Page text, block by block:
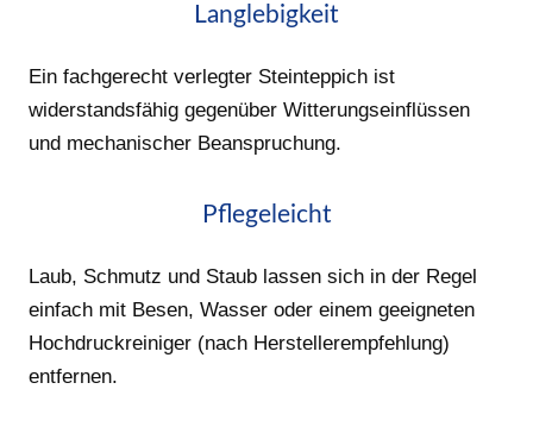
Langlebigkeit
Ein fachgerecht verlegter Steinteppich ist
widerstandsfähig gegenüber Witterungseinflüssen
und mechanischer Beanspruchung.
Pflegeleicht
Laub, Schmutz und Staub lassen sich in der Regel
einfach mit Besen, Wasser oder einem geeigneten
Hochdruckreiniger (nach Herstellerempfehlung)
entfernen.